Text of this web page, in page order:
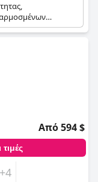
δαπέδου ή
τη
κινητικότητας
μια μεγάλη
κλίση, και
Από 594 $
+4